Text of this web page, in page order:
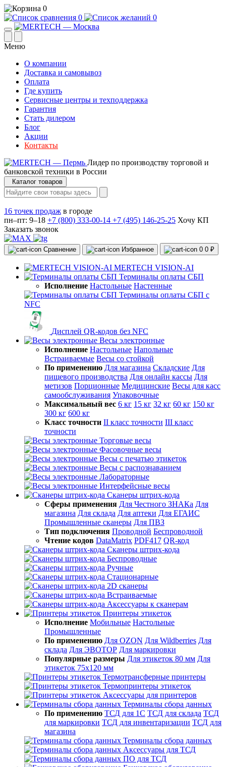
0
0
0
Меню
О компании
Доставка и самовывоз
Оплата
Где купить
Сервисные центры и техподдержка
Гарантия
Стать дилером
Блог
Акции
Контакты
Лидер по производству торговой и
банковской техники в России
Каталог товаров
16 точек продаж в городе
пн–пт: 9–18 +7 (800) 333-00-14 +7 (495) 146-25-25 Хочу КП
Заказать звонок
Сравнение Избранное 0 0 ₽
MERTECH VISION-AI
Терминалы оплаты СБП
Исполнение Настольные Настенные
Терминалы оплаты СБП с
NFC
Дисплей QR-кодов без NFC
Весы электронные
Исполнение Настольные Напольные
Встраиваемые Весы со стойкой
По применению Для магазина Складские Для
пищевого производства Для онлайн кассы Для
метизов Порционные Медицинские Весы для касс
самообслуживания Упаковочные
Максимальный вес 6 кг 15 кг 32 кг 60 кг 150 кг
300 кг 600 кг
Класс точности II класс точности III класс
точности
Торговые весы
Фасовочные весы
Весы с печатью этикеток
Весы с распознаванием
Лабораторные
Интерфейсные весы
Сканеры штрих-кода
Сферы применения Для Честного ЗНАКа Для
магазина Для склада Для аптеки Для ЕГАИС
Промышленные сканеры Для ПВЗ
Тип подключения Проводной Беспроводной
Чтение кодов DataMatrix PDF417 QR-код
Сканеры штрих-кода
Беспроводные
Ручные
Стационарные
2D сканеры
Встраиваемые
Аксессуары к сканерам
Принтеры этикеток
Исполнение Мобильные Настольные
Промышленные
По применению Для OZON Для Wildberries Для
склада Для ЭВОТОР Для маркировки
Популярные размеры Для этикеток 80 мм Для
этикеток 75х120 мм
Термотрансферные принтеры
Термопринтеры этикеток
Аксессуары для принтеров
Терминалы сбора данных
По применению ТСД для 1С ТСД для склада ТСД
для маркировки ТСД для инвентаризации ТСД для
магазина
Терминалы сбора данных
Аксессуары для ТСД
ПО для ТСД